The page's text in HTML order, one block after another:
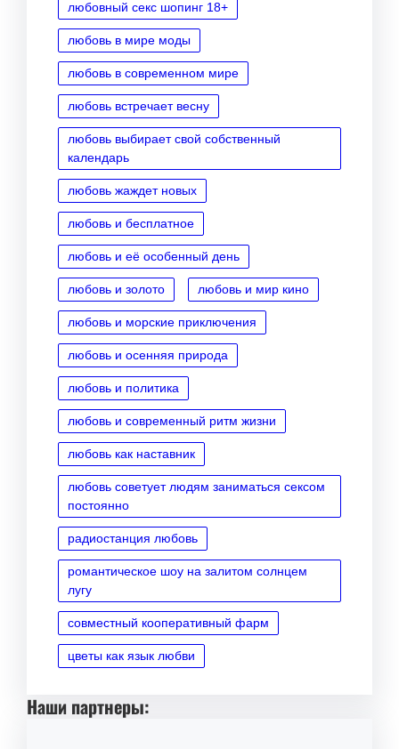
любовный секс шопинг 18+
любовь в мире моды
любовь в современном мире
любовь встречает весну
любовь выбирает свой собственный
календарь
любовь жаждет новых
любовь и бесплатное
любовь и её особенный день
любовь и золото любовь и мир кино
любовь и морские приключения
любовь и осенняя природа
любовь и политика
любовь и современный ритм жизни
любовь как наставник
любовь советует людям заниматься сексом
постоянно
радиостанция любовь
романтическое шоу на залитом солнцем
лугу
совместный кооперативный фарм
цветы как язык любви
Наши партнеры: